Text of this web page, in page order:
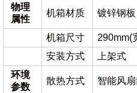
物理
属性
机箱材质 镀锌钢板
机箱尺寸
290mm(
安装方式
上架式
环境
参数
散热方式 智能风